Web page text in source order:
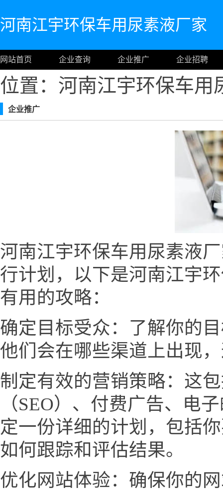
河南江宇环保车用尿素液厂家
网站首页 企业查询 企业推广 企业招聘
位置：河南江宇环保车
企业推广
河南江宇环保车用尿素液
行计划，以下是河南江宇
有用的攻略：
确定目标受众：了解你的
他们会在哪些渠道上出现
制定有效的营销策略：这
（SEO）、付费广告、电
定一份详细的计划，包括
如何跟踪和评估结果。
优化网站体验：确保你的